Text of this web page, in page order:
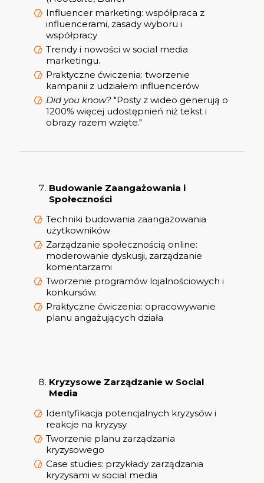
Influencer marketing: współpraca z
influencerami, zasady wyboru i
współpracy
Trendy i nowości w social media
marketingu.
Praktyczne ćwiczenia: tworzenie
kampanii z udziałem influencerów
Did you know? "Posty z wideo generują o
1200% więcej udostępnień niż tekst i
obrazy razem wzięte."
Budowanie Zaangażowania i
Społeczności
Techniki budowania zaangażowania
użytkowników
Zarządzanie społecznością online:
moderowanie dyskusji, zarządzanie
komentarzami
Tworzenie programów lojalnościowych i
konkursów.
Praktyczne ćwiczenia: opracowywanie
planu angażujących działa
Kryzysowe Zarządzanie w Social
Media
Identyfikacja potencjalnych kryzysów i
reakcje na kryzysy
Tworzenie planu zarządzania
kryzysowego
Case studies: przykłady zarządzania
kryzysami w social media